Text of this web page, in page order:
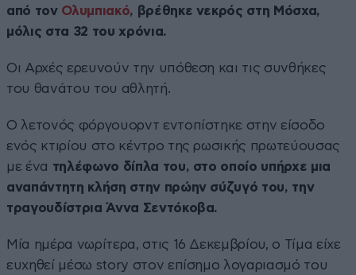
από τον Ολυμπιακό, βρέθηκε νεκρός στη Μόσχα,
μόλις στα 32 του χρόνια.
Οι Αρχές ερευνούν την υπόθεση και τις συνθήκες
του θανάτου του αθλητή.
Ο λετονός φόργουορντ εντοπίστηκε στην είσοδο
ενός κτιρίου στο κέντρο της ρωσικής πρωτεύουσας
με ένα τηλέφωνο δίπλα του, στο οποίο υπήρχε μια
αναπάντητη κλήση στην πρώην σύζυγό του, την
τραγουδίστρια Άννα Σεντόκοβα.
Μία ημέρα νωρίτερα, στις 16 Δεκεμβρίου, ο Τίμα είχε
ευχηθεί μέσω story στον επίσημο λογαριασμό του